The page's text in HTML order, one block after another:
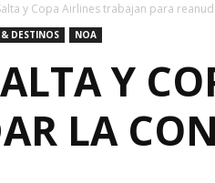
y Copa Airlines trabajan para
DESTINOS NOA
Y
LA